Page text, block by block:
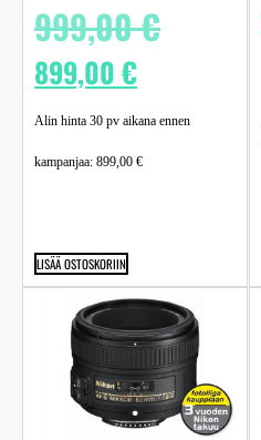
999,00€
899,00€
Alin hinta 30 pv aikana ennen
kampanjaa: 899,00 €
LISÄÄ OSTOSKORIIN